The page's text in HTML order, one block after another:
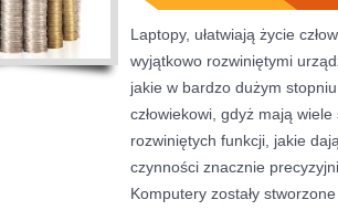
Laptopy, ułatwiają życie
wyjątkowo rozwiniętymi
jakie w bardzo dużym
człowiekowi, gdyż mają
rozwiniętych funkcji, jakie
czynności znacznie
Komputery zostały